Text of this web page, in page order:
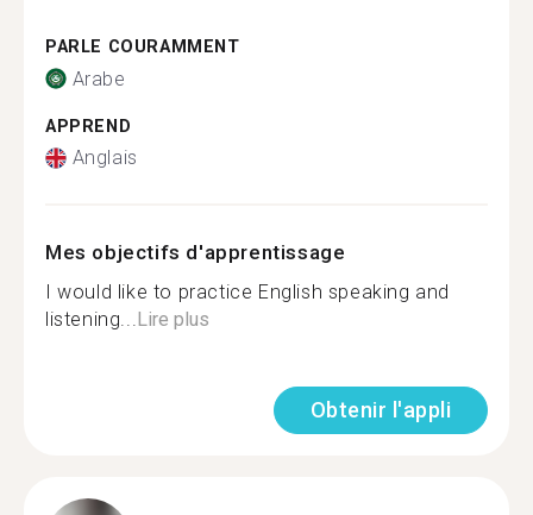
PARLE COURAMMENT
Arabe
APPREND
Anglais
Mes objectifs d'apprentissage
I would like to practice English speaking and
listening...Lire plus
Obtenir l'appli